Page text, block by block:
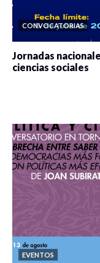
CONVOCATORIAS
Jornadas
ciencias sociales
EVENTOS